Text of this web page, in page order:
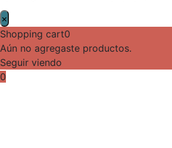
×
Shopping cart0
Aún no agregaste productos.
Seguir viendo
0